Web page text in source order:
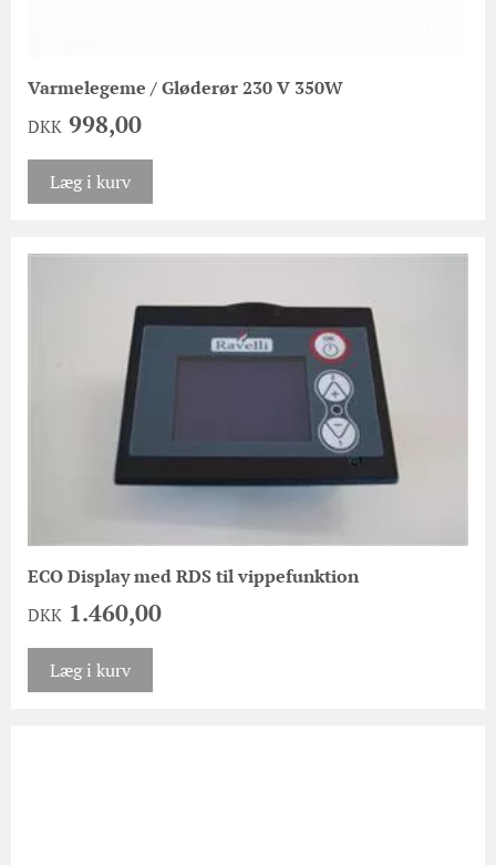
Varmelegeme / Gløderør 230 V 350W
DKK 998,00
Læg i kurv
ECO Display med RDS til vippefunktion
DKK 1.460,00
Læg i kurv